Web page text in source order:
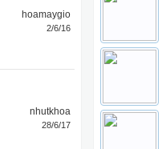
hoamaygio
2/6/16
nhutkhoa
28/6/17